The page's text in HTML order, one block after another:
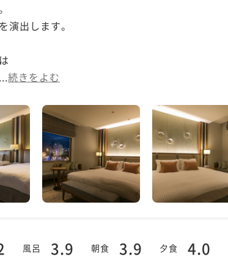
演出します。
続きをよむ
風呂 3.9 朝食 3.9 夕食 4.0